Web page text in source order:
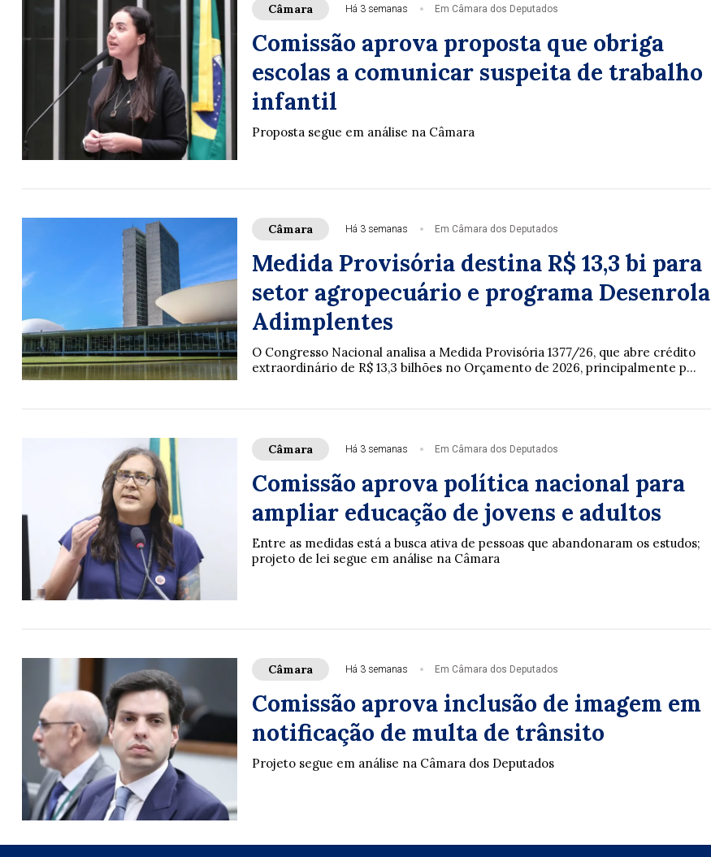
Câmara Há 3 semanas Em Câmara dos Deputados
Comissão aprova proposta que obriga
escolas a comunicar suspeita de trabalho
infantil
Proposta segue em análise na Câmara
Câmara Há 3 semanas Em Câmara dos Deputados
Medida Provisória destina R$ 13,3 bi para
setor agropecuário e programa Desenrola
Adimplentes
O Congresso Nacional analisa a Medida Provisória 1377/26, que abre crédito
extraordinário de R$ 13,3 bilhões no Orçamento de 2026, principalmente p...
Câmara Há 3 semanas Em Câmara dos Deputados
Comissão aprova política nacional para
ampliar educação de jovens e adultos
Entre as medidas está a busca ativa de pessoas que abandonaram os estudos;
projeto de lei segue em análise na Câmara
Câmara Há 3 semanas Em Câmara dos Deputados
Comissão aprova inclusão de imagem em
notificação de multa de trânsito
Projeto segue em análise na Câmara dos Deputados